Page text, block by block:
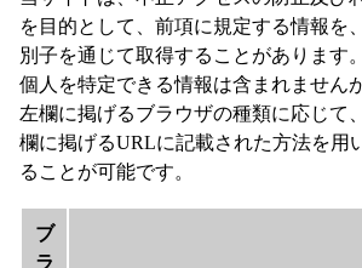
を目的として、前項に規定する情報を
別子を通じて取得することがあります
個人を特定できる情報は含まれません
左欄に掲げるブラウザの種類に応じて
欄に掲げるURLに記載された方法を用
ることが可能です。
ブ
ラ